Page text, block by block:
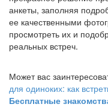
анкеты, заполняя
ее качественными
просмотреть их и
реальных встреч.
Может вас
для одиноких: как
Бесплатные